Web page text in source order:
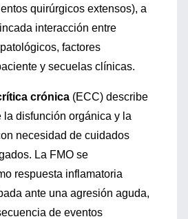
quirúrgicos extensos), a
interacción entre
factores
y secuelas clínicas.
crónica (ECC) describe
la disfunción orgánica y la
necesidad de cuidados
La FMO se
respuesta inflamatoria
ante una agresión aguda,
de eventos